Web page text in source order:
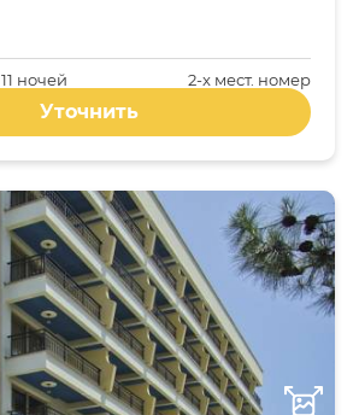
2-x мест. номер
11 ночей
Уточнить